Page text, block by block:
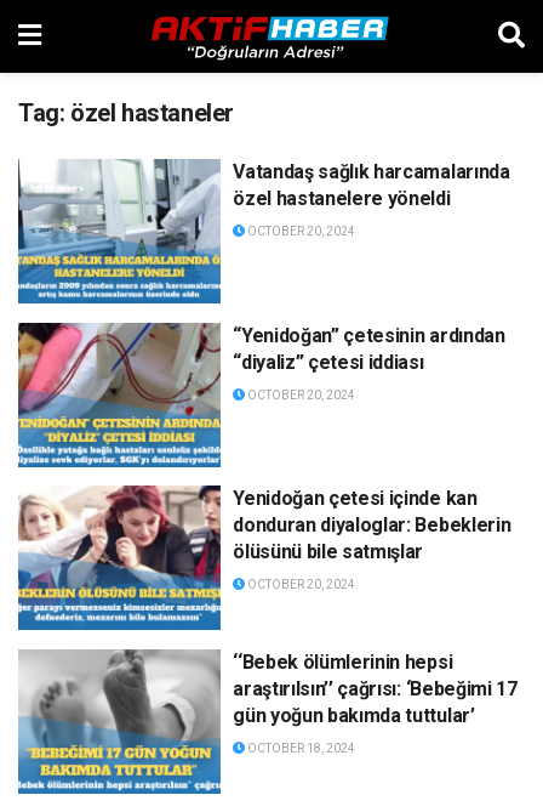
Tag: özel hastaneler
Vatandaş sağlık harcamalarında
özel hastanelere yöneldi
OCTOBER 20, 2024
“Yenidoğan” çetesinin ardından
“diyaliz” çetesi iddiası
OCTOBER 20, 2024
Yenidoğan çetesi içinde kan
donduran diyaloglar: Bebeklerin
ölüsünü bile satmışlar
OCTOBER 20, 2024
‘‘Bebek ölümlerinin hepsi
araştırılsın’’ çağrısı: ‘Bebeğimi 17
gün yoğun bakımda tuttular’
OCTOBER 18, 2024